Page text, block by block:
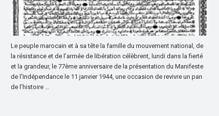
Le peuple marocain et à sa tête la famille du mouvement national, de
la résistance et de l’armée de libération célèbrent, lundi dans la fierté
et la grandeur, le 77ème anniversaire de la présentation du Manifeste
de l’Indépendance le 11 janvier 1944, une occasion de revivre un pan
de l’histoire …